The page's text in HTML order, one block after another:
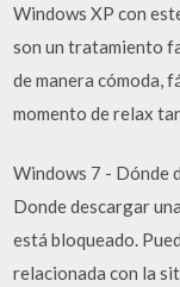
Windows XP con
son un tratamiento
de manera cómoda,
momento de relax
Windows 7 - Dónde
Donde descargar
está bloqueado.
relacionada con la